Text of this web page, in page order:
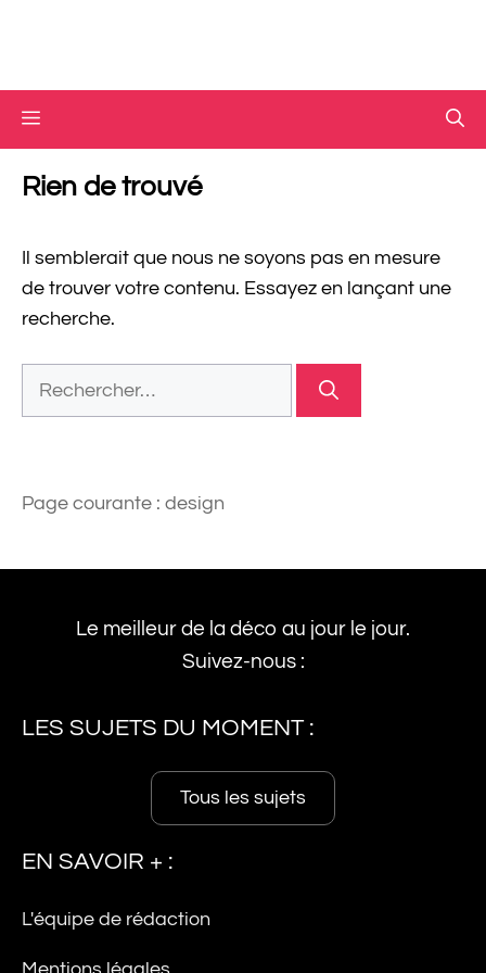
Menu
Rien de trouvé
Il semblerait que nous ne soyons pas en mesure
de trouver votre contenu. Essayez en lançant une
recherche.
Page courante : design
LES SUJETS DU MOMENT :
Tous les sujets
Le meilleur de la déco au jour le jour.
Suivez-nous :
EN SAVOIR + :
L'équipe de rédaction